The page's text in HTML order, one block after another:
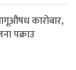
कारोबार,
पक्राउ